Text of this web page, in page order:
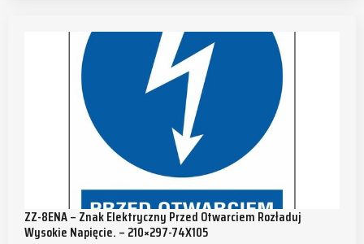
ZZ-8ENA – Znak Elektryczny Przed Otwarciem Rozładuj
Wysokie Napięcie. – 210×297-74X105